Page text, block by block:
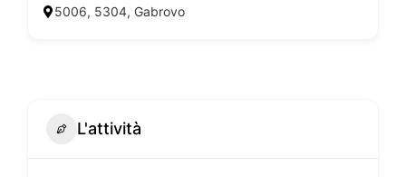
5006, 5304, Gabrovo
L'attività